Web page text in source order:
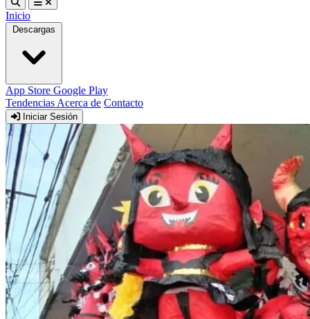
Inicio
Descargas
App Store Google Play
Tendencias Acerca de Contacto
Iniciar Sesión